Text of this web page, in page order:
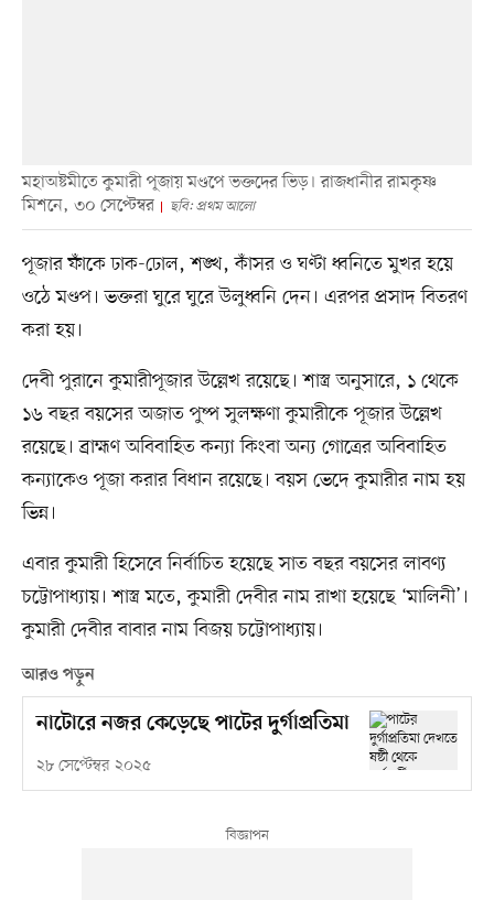
মহাঅষ্টমীতে কুমারী পূজায় মণ্ডপে ভক্তদের ভিড়। রাজধানীর রামকৃষ্ণ
মিশনে, ৩০ সেপ্টেম্বর
ছবি: প্রথম আলো
পূজার ফাঁকে ঢাক-ঢোল, শঙ্খ, কাঁসর ও ঘণ্টা ধ্বনিতে মুখর হয়ে
ওঠে মণ্ডপ। ভক্তরা ঘুরে ঘুরে উলুধ্বনি দেন। এরপর প্রসাদ বিতরণ
করা হয়।
দেবী পুরানে কুমারীপূজার উল্লেখ রয়েছে। শাস্ত্র অনুসারে, ১ থেকে
১৬ বছর বয়সের অজাত পুষ্প সুলক্ষণা কুমারীকে পূজার উল্লেখ
রয়েছে। ব্রাহ্মণ অবিবাহিত কন্যা কিংবা অন্য গোত্রের অবিবাহিত
কন্যাকেও পূজা করার বিধান রয়েছে। বয়স ভেদে কুমারীর নাম হয়
ভিন্ন।
এবার কুমারী হিসেবে নির্বাচিত হয়েছে সাত বছর বয়সের লাবণ্য
চট্টোপাধ্যায়। শাস্ত্র মতে, কুমারী দেবীর নাম রাখা হয়েছে ‘মালিনী’।
কুমারী দেবীর বাবার নাম বিজয় চট্টোপাধ্যায়।
আরও পড়ুন
নাটোরে নজর কেড়েছে পাটের দুর্গাপ্রতিমা
২৮ সেপ্টেম্বর ২০২৫